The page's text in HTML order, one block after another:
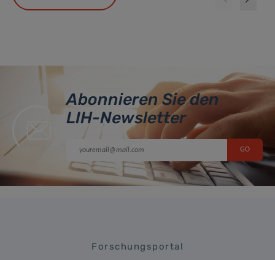
Abonnieren Sie den
LIH-Newsletter
Forschungsportal